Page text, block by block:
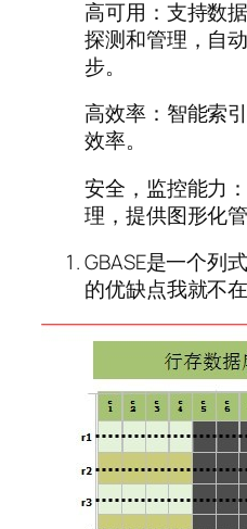
高可用：支持数
探测和管理，自
步。
高效率：智能索
效率。
安全，监控能力
理，提供图形化
GBASE是一个列
的优缺点我就不